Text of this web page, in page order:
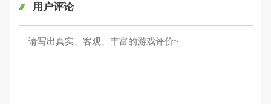
用户评论